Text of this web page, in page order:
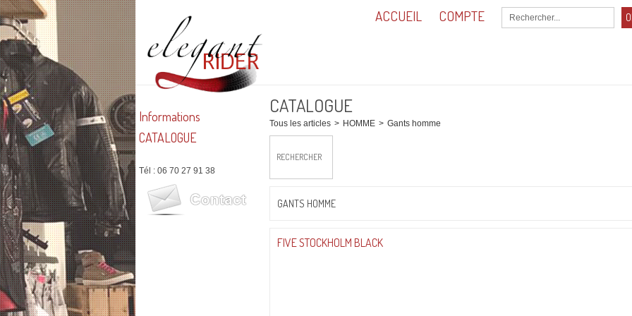
ACCUEIL COMPTE
Informations
CATALOGUE
Tél : 06 70 27 91 38
CATALOGUE
Tous les articles > HOMME > Gants homme
RECHERCHER
GANTS HOMME
FIVE STOCKHOLM BLACK